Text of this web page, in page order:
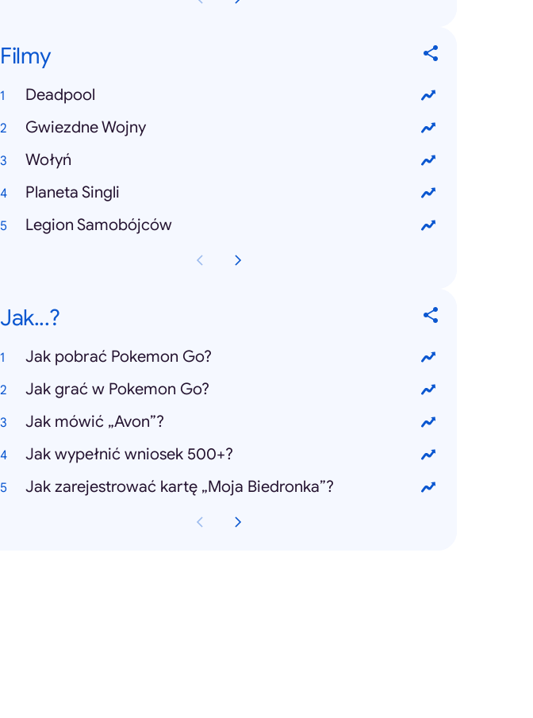
Filmy
Deadpool
Gwiezdne Wojny
Wołyń
Planeta Singli
Legion Samobójców
Jak...?
Jak pobrać Pokemon Go?
Jak grać w Pokemon Go?
Jak mówić „Avon”?
Jak wypełnić wniosek 500+?
Jak zarejestrować kartę „Moja Biedronka”?